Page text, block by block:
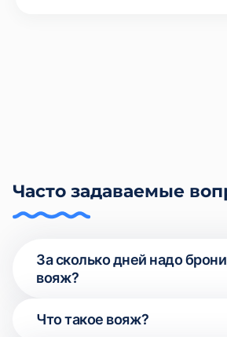
Часто задаваемые
За сколько дней надо
вояж?
Дубае заранее. Спрос на
Что такое вояж?